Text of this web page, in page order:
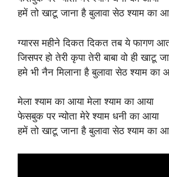
हमें तो खाटू जाना है बुलावा सेठ श्याम का
ग्यारस महीने दिकत दिकत तब ये फागण
जिसपर हो तेरी कृपा तेरी बाबा वो ही खाटू
हमे भी नैन मिलाना है बुलावा सेठ श्याम का
मेला श्याम का आया मेला श्याम का आया
फेसबुक पर न्योता मेरे श्याम धनी का आया
हमें तो खाटू जाना है बुलावा सेठ श्याम का